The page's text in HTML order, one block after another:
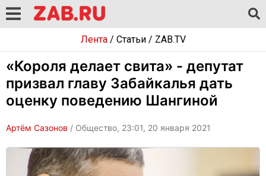
Лента/ Статьи/ ZAB.TV
«Короля делает свита» - депутат
призвал главу Забайкалья дать
оценку поведению Шангиной
Артём Сазонов / Общество, 23:01, 20 января 2021